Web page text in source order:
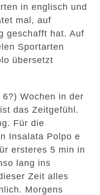
in englisch und
mal, auf
geschafft hat. Auf
Sportarten
übersetzt
Wochen in der
das Zeitgefühl.
Für die
Insalata Polpo e
ersteres 5 min in
lang ins
Zeit alles
Morgens